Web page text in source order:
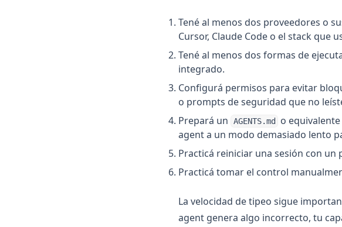
Tené al menos dos proveedores o
Cursor, Claude Code o el stack que
Tené al menos dos formas de
integrado.
Configurá permisos para evitar
o prompts de seguridad que no
Prepará un
AGENTS.md
o
agent a un modo demasiado lento
Practicá reiniciar una sesión con
Practicá tomar el control
La velocidad de tipeo sigue
agent genera algo incorrecto, tu